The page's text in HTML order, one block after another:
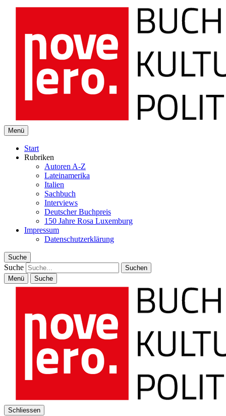
Buch Kultur Politik
Menü
Start
Rubriken
Autoren A-Z
Lateinamerika
Italien
Sachbuch
Interviews
Deutscher Buchpreis
150 Jahre Rosa Luxemburg
Impressum
Datenschutzerklärung
Suche
Suche
Menü Suche
Schliessen